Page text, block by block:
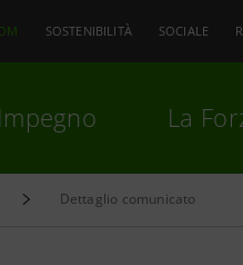
SOSTENIBILITÀ SOCIALE
Impegno La
Dettaglio comunicato